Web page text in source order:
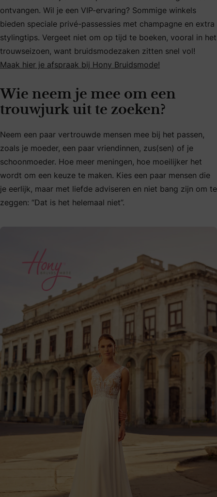
ontvangen. Wil je een VIP-ervaring? Sommige winkels
bieden speciale privé-passessies met champagne en extra
stylingtips. Vergeet niet om op tijd te boeken, vooral in het
trouwseizoen, want bruidsmodezaken zitten snel vol!
Maak hier je afspraak bij Hony Bruidsmode!
Wie neem je mee om een
trouwjurk uit te zoeken?
Neem een paar vertrouwde mensen mee bij het passen,
zoals je moeder, een paar vriendinnen, zus(sen) of je
schoonmoeder. Hoe meer meningen, hoe moeilijker het
wordt om een keuze te maken. Kies een paar mensen die
je eerlijk, maar met liefde adviseren en niet bang zijn om te
zeggen: “Dat is het helemaal niet”.